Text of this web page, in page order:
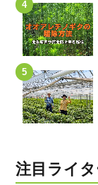
注目ライ